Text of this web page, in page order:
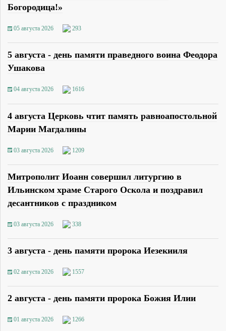
Богородица!»
05 августа 2026 293
5 августа - день памяти праведного воина Феодора
Ушакова
04 августа 2026 1616
4 августа Церковь чтит память равноапостольной
Марии Магдалины
03 августа 2026 1209
Митрополит Иоанн совершил литургию в
Ильинском храме Старого Оскола и поздравил
десантников с праздником
03 августа 2026 338
3 августа - день памяти пророка Иезекииля
02 августа 2026 1557
2 августа - день памяти пророка Божия Илии
01 августа 2026 1266